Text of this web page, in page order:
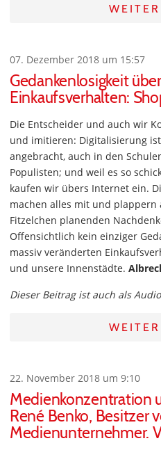
07. Dezember 2018 um 15:57
Gedankenlosigkeit
Einkaufsverhalten:
Die Entscheider und auch wir
und imitieren: Digitalisierung
angebracht, auch in den
Populisten; und weil es so
kaufen wir übers Internet ein.
machen alles mit und plappern
Fitzelchen planenden
Offensichtlich kein einziger
massiv veränderten
und unsere Innenstädte.
Dieser Beitrag ist auch als
22. November 2018 um 9:10
Medienkonzentration
René Benko, Besitzer
Medienunternehmer.